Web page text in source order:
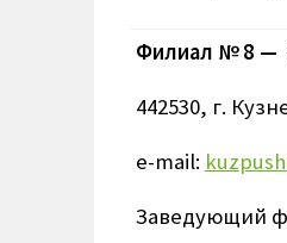
Филиал № 8 —
442530, г.
e-mail:
Заведующий